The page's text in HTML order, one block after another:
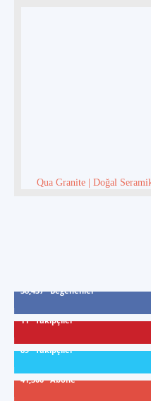
Qua Granite | Doğal
38,437 Beğenenler
11 Takipçiler
89 Takipçiler
41,300 Abone